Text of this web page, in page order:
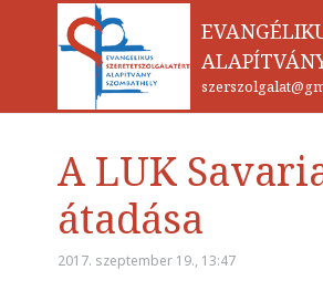
A LUK
átadása
2017. szeptember 19., 13:47